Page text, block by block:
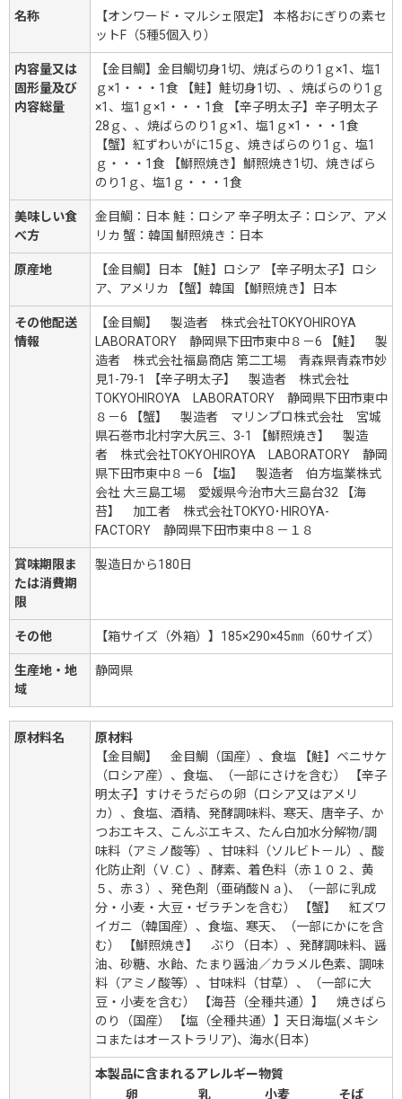
名称
【オンワード・マルシェ限定】 本格おにぎりの素セ
ットF（5種5個入り）
内容量又は
固形量及び
内容総量
【金目鯛】金目鯛切身1切、焼ばらのり1ｇ×1、塩1
ｇ×1・・・1食 【鮭】鮭切身1切、、焼ばらのり1ｇ
×1、塩1ｇ×1・・・1食 【辛子明太子】辛子明太子
28ｇ、、焼ばらのり1ｇ×1、塩1ｇ×1・・・1食
【蟹】紅ずわいがに15ｇ、焼きばらのり1ｇ、塩1
ｇ・・・1食 【鰤照焼き】鰤照焼き1切、焼きばら
のり1ｇ、塩1ｇ・・・1食
美味しい食
べ方
金目鯛：日本 鮭：ロシア 辛子明太子：ロシア、アメ
リカ 蟹：韓国 鰤照焼き：日本
原産地
【金目鯛】日本 【鮭】ロシア 【辛子明太子】ロシ
ア、アメリカ 【蟹】韓国 【鰤照焼き】日本
その他配送
情報
【金目鯛】 製造者 株式会社TOKYOHIROYA
LABORATORY 静岡県下田市東中８－6 【鮭】 製
造者 株式会社福島商店 第二工場 青森県青森市妙
見1-79-1 【辛子明太子】 製造者 株式会社
TOKYOHIROYA LABORATORY 静岡県下田市東中
８－6 【蟹】 製造者 マリンプロ株式会社 宮城
県石巻市北村字大尻三、3-1 【鰤照焼き】 製造
者 株式会社TOKYOHIROYA LABORATORY 静岡
県下田市東中８－6 【塩】 製造者 伯方塩業株式
会社 大三島工場 愛媛県今治市大三島台32 【海
苔】 加工者 株式会社TOKYO･HIROYA-
FACTORY 静岡県下田市東中８－１８
賞味期限ま
たは消費期
限
製造日から180日
その他 【箱サイズ（外箱）】185×290×45㎜（60サイズ）
生産地・地
域
静岡県
原材料名
原材料
【金目鯛】 金目鯛（国産）、食塩 【鮭】ベニサケ
（ロシア産）、食塩、（一部にさけを含む） 【辛子
明太子】すけそうだらの卵（ロシア又はアメリ
カ）、食塩、酒精、発酵調味料、寒天、唐辛子、か
つおエキス、こんぶエキス、たん白加水分解物/調
味料（アミノ酸等）、甘味料（ソルビト－ル）、酸
化防止剤（Ｖ.Ｃ）、酵素、着色料（赤１０２、黄
５、赤３）、発色剤（亜硝酸Ｎａ)、（一部に乳成
分・小麦・大豆・ゼラチンを含む） 【蟹】 紅ズワ
イガニ（韓国産）、食塩、寒天、（一部にかにを含
む） 【鰤照焼き】 ぶり（日本）、発酵調味料、醤
油、砂糖、水飴、たまり醤油／カラメル色素、調味
料（アミノ酸等）、甘味料（甘草）、（一部に大
豆・小麦を含む） 【海苔（全種共通）】 焼きばら
のり（国産） 【塩（全種共通）】天日海塩(メキシ
コまたはオーストラリア)、海水(日本)
本製品に含まれるアレルギー物質
卵
乳 小麦
そば